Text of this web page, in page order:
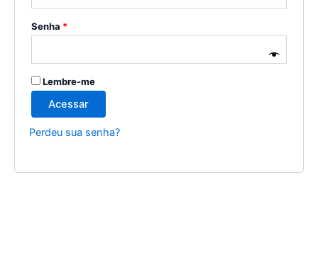
Senha *Obrigatório
Lembre-me
Acessar
Perdeu sua senha?